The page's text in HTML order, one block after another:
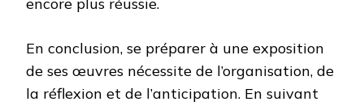
encore plus réussie.
En conclusion, se préparer à une exposition
de ses œuvres nécessite de l’organisation, de
la réflexion et de l’anticipation. En suivant